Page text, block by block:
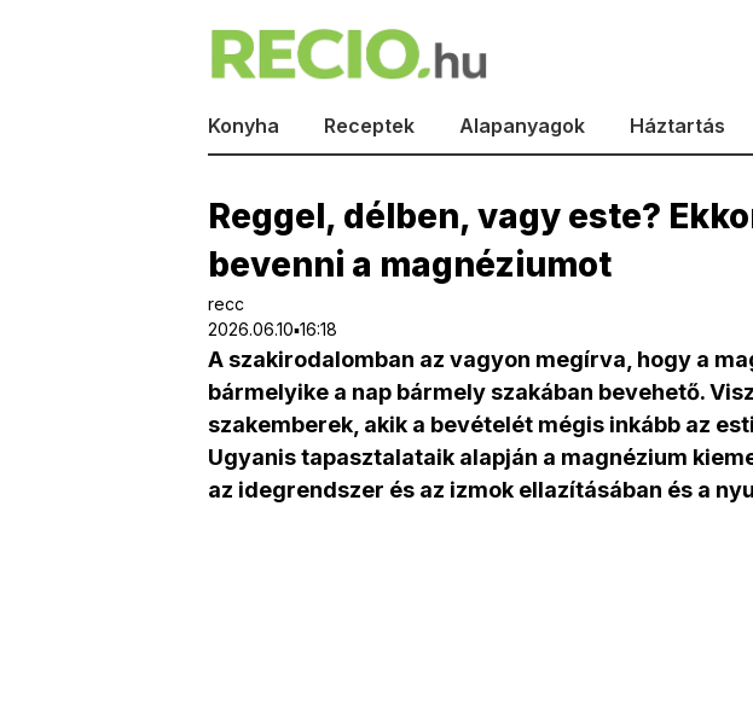
Konyha Receptek Alapanyagok Háztartás
Reggel, délben, vagy este?
bevenni a magnéziumot
recc
2026.06.10▪16:18
A szakirodalomban az vagyon megírva, hogy a
bármelyike a nap bármely szakában bevehető.
szakemberek, akik a bevételét mégis inkább az
Ugyanis tapasztalataik alapján a magnézium
az idegrendszer és az izmok ellazításában és a